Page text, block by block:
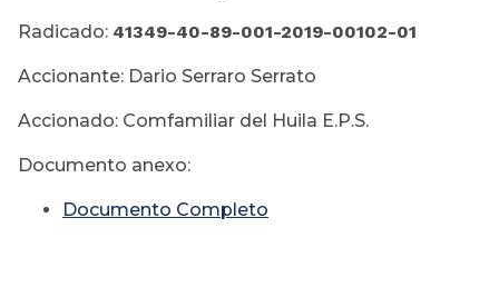
Radicado: 41349-40-89-001-2019-00102-01
Accionante: Dario Serraro Serrato
Accionado: Comfamiliar del Huila E.P.S.
Documento anexo:
Documento Completo